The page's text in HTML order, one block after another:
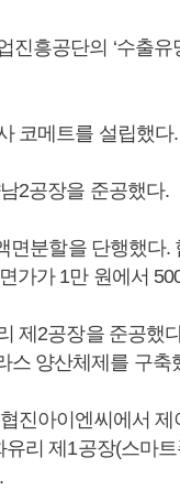
진흥공단의 ‘수출유
코메트를 설립했다.
2공장을 준공했다.
면분할을 단행했다.
가가 1만 원에서
제2공장을 준공했
스 양산체제를 구축
진아이엔씨에서
유리 제1공장(스마